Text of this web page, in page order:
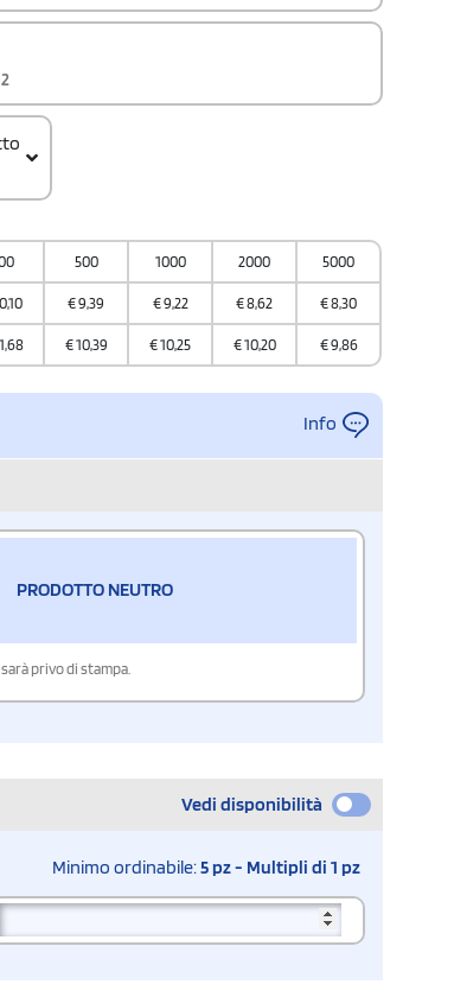
500 1000 2000 5000
€9,39 €9,22 €8,62 €8,30
€10,39 €10,25 €10,20 €9,86
Info
PRODOTTO NEUTRO
privo di stampa.
Vedi disponibilità
Minimo ordinabile:5 pz - Multipli di 1 pz